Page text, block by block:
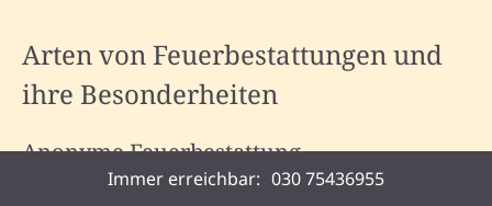
Arten von Feuerbestattungen und
ihre Besonderheiten
Anonyme Feuerbestattung
Immer erreichbar: 030 75436955